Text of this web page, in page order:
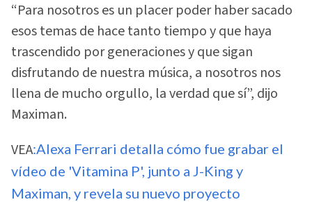
“Para nosotros es un placer poder haber sacado
esos temas de hace tanto tiempo y que haya
trascendido por generaciones y que sigan
disfrutando de nuestra música, a nosotros nos
llena de mucho orgullo, la verdad que sí”, dijo
Maximan.
VEA:Alexa Ferrari detalla cómo fue grabar el
vídeo de 'Vitamina P', junto a J-King y
Maximan, y revela su nuevo proyecto